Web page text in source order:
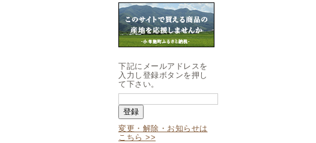
下記にメールアドレスを
入力し登録ボタンを押し
て下さい。
変更・解除・お知らせは
こちら >>